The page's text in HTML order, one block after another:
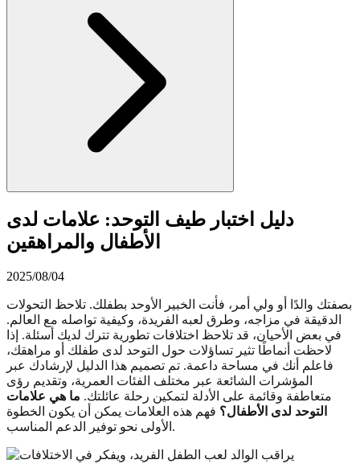
دليل اختبار طيف التوحد: علامات لدى
الأطفال والمراهقين
2025/08/04
بصفتك والدًا أو ولي أمر، فأنت الخبير الأوحد بطفلك. تلاحظ التحولات
الدقيقة في مزاجه، وطرق لعبه الفريدة، وكيفية تواصله مع العالم.
في بعض الأحيان، قد تلاحظ اختلافات تطورية تترك لديك أسئلة. إذا
لاحظت أنماطًا تثير تساؤلات حول التوحد لدى طفلك أو مراهقك،
فاعلم أنك في مساحة داعمة. تم تصميم هذا الدليل لإرشادك عبر
المؤشرات الشائعة عبر مختلف الفئات العمرية، وتقديم رؤى
متعاطفة وقائمة على الأدلة لتمكين رحلة عائلتك. ما هي علامات
التوحد لدى الأطفال؟ فهم هذه العلامات يمكن أن يكون الخطوة
الأولى نحو توفير الدعم المناسب.